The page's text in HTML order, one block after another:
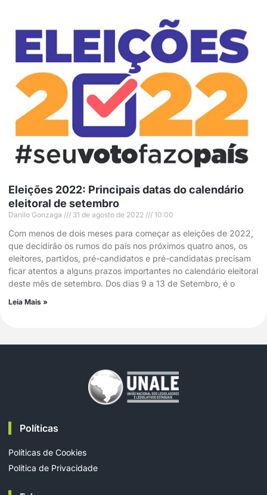
Eleições 2022: Principais datas do calendário
eleitoral de setembro
Danilo Gonzaga 31 de agosto de 2022 10:00
Com menos de dois meses para começar as eleições de 2022,
que decidirão os rumos do país nos próximos quatro anos, os
eleitores, partidos, pré-candidatos e pré-candidatas precisam
ficar atentos a alguns prazos importantes no calendário eleitoral
deste mês de setembro. Dos dias 9 a 13 de Setembro, é o
Leia Mais »
Políticas
Políticas de Cookies
Política de Privacidade